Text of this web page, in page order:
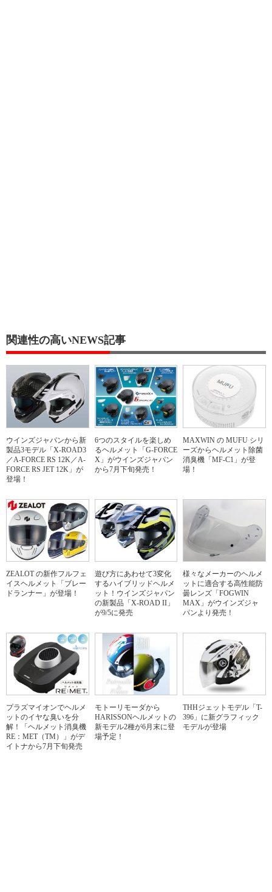
関連性の高いNEWS記事
ウインズジャパンから新
製品3モデル「X-ROAD3
／A-FORCE RS 12K／A-
FORCE RS JET 12K」が
登場！
6つのスタイルを楽しめ
るヘルメット「G-FORCE
X」がウインズジャパン
から7月下旬発売！
MAXWIN の MUFU シリ
ーズからヘルメット除菌
消臭機「MF-C1」が登
場！
ZEALOT の新作フルフェ
イスヘルメット「ブレー
ドランナー」が登場！
遊び方にあわせて3変化
するハイブリッドヘルメ
ット！ウインズジャパン
の新製品「X-ROAD II」
が9/5に発売
様々なメーカーのヘルメ
ットに適合する高性能防
曇レンズ「FOGWIN
MAX」がウインズジャ
パンより発売！
プラズマイオンでヘルメ
ットのイヤな臭いを分
解！「ヘルメット消臭機
RE：MET（TM）」がデ
イトナから7月下旬発売
モトーリモーダから
HARISSONヘルメットの
新モデル2種が6月末に登
場予定！
THHジェットモデル「T-
396」に新グラフィック
モデルが登場